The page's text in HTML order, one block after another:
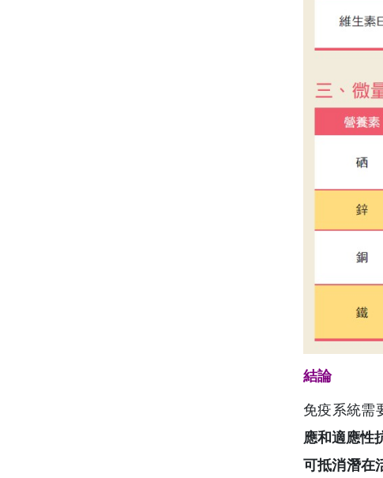
結論
免疫系統需
應和適應性
可抵消潛在